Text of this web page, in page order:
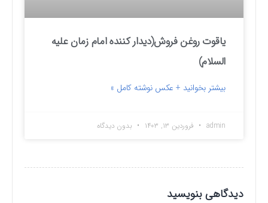
یاقوت روغن فروش(دیدار کننده امام زمان علیه
السلام)
بیشتر بخوانید + عکس نوشته کامل »
admin فروردین ۱۳, ۱۴۰۳ بدون دیدگاه
دیدگاهی بنویسید